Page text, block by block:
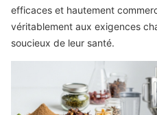
efficaces et hautement
véritablement aux exigences
soucieux de leur santé.